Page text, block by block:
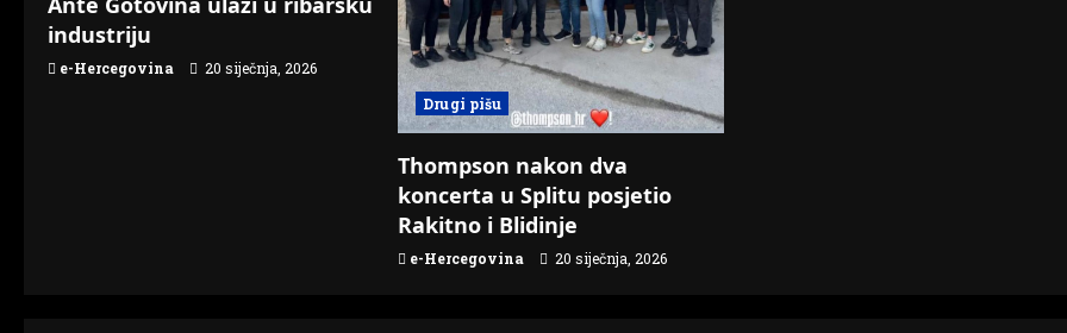
t
i
industriju
e-Hercegovina
20 siječnja, 2026
Drugi pišu
Thompson nakon dva
koncerta u Splitu posjetio
Rakitno i Blidinje
e-Hercegovina 20 siječnja, 2026